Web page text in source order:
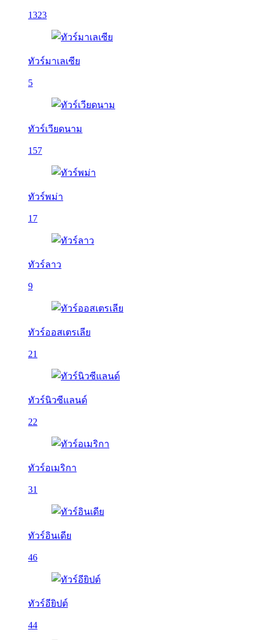
1323
ทัวร์มาเลเซีย
5
ทัวร์เวียดนาม
157
ทัวร์พม่า
17
ทัวร์ลาว
9
ทัวร์ออสเตรเลีย
21
ทัวร์นิวซีแลนด์
22
ทัวร์อเมริกา
31
ทัวร์อินเดีย
46
ทัวร์อียิปต์
44